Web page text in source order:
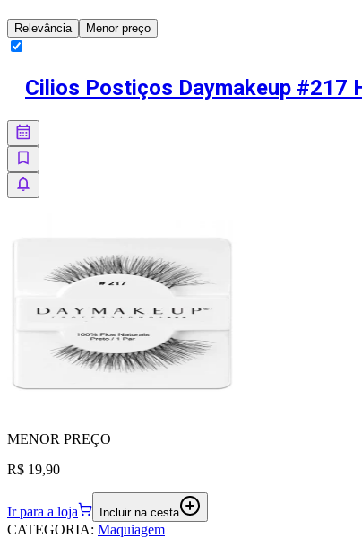
Relevância Menor preço
Cilios Postiços Daymakeup #217
MENOR PREÇO
R$ 19,90
Ir para a loja Incluir na cesta
CATEGORIA: Maquiagem